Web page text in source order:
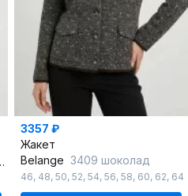
3357 ₽
Жакет
Belange 3409 шоколад
46, 48, 50, 52, 54, 56, 58, 60, 62, 64